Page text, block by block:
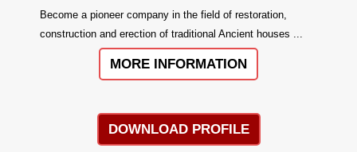
MORE INFORMATION